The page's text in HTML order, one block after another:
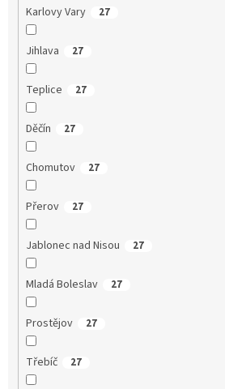
Karlovy Vary 27
Jihlava 27
Teplice 27
Děčín 27
Chomutov 27
Přerov 27
Jablonec nad Nisou 27
Mladá Boleslav 27
Prostějov 27
Třebíč 27